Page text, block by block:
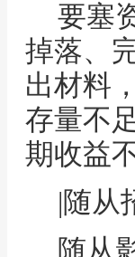
要塞
掉落、
出材料
存量不
期收益
|随从
随从